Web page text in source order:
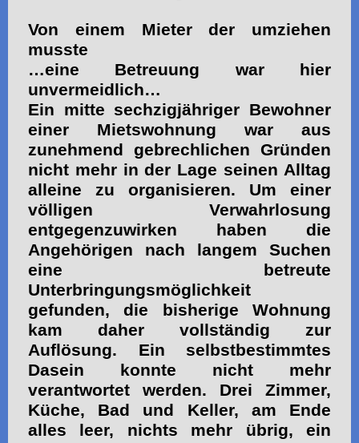
Von einem Mieter der umziehen
musste
…eine Betreuung war hier
unvermeidlich…
Ein mitte sechzigjähriger Bewohner
einer Mietswohnung war aus
zunehmend gebrechlichen Gründen
nicht mehr in der Lage seinen Alltag
alleine zu organisieren. Um einer
völligen Verwahrlosung
entgegenzuwirken haben die
Angehörigen nach langem Suchen
eine betreute
Unterbringungsmöglichkeit
gefunden, die bisherige Wohnung
kam daher vollständig zur
Auflösung. Ein selbstbestimmtes
Dasein konnte nicht mehr
verantwortet werden. Drei Zimmer,
Küche, Bad und Keller, am Ende
alles leer, nichts mehr übrig, ein